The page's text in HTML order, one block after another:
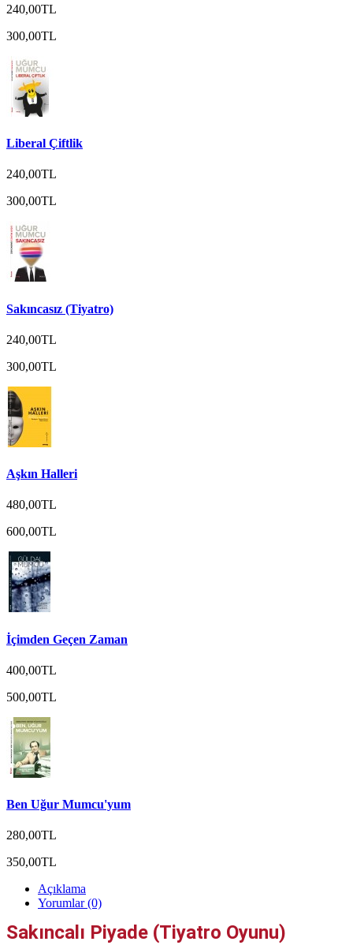
240,00TL
300,00TL
Liberal Çiftlik
240,00TL
300,00TL
Sakıncasız (Tiyatro)
240,00TL
300,00TL
Aşkın Halleri
480,00TL
600,00TL
İçimden Geçen Zaman
400,00TL
500,00TL
Ben Uğur Mumcu'yum
280,00TL
350,00TL
Açıklama
Yorumlar (0)
Sakıncalı Piyade (Tiyatro Oyunu)